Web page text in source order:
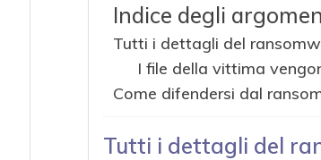
Indice degli
Tutti i dettagli del
I file della vittima
Come difendersi dal
Tutti i dettagli del